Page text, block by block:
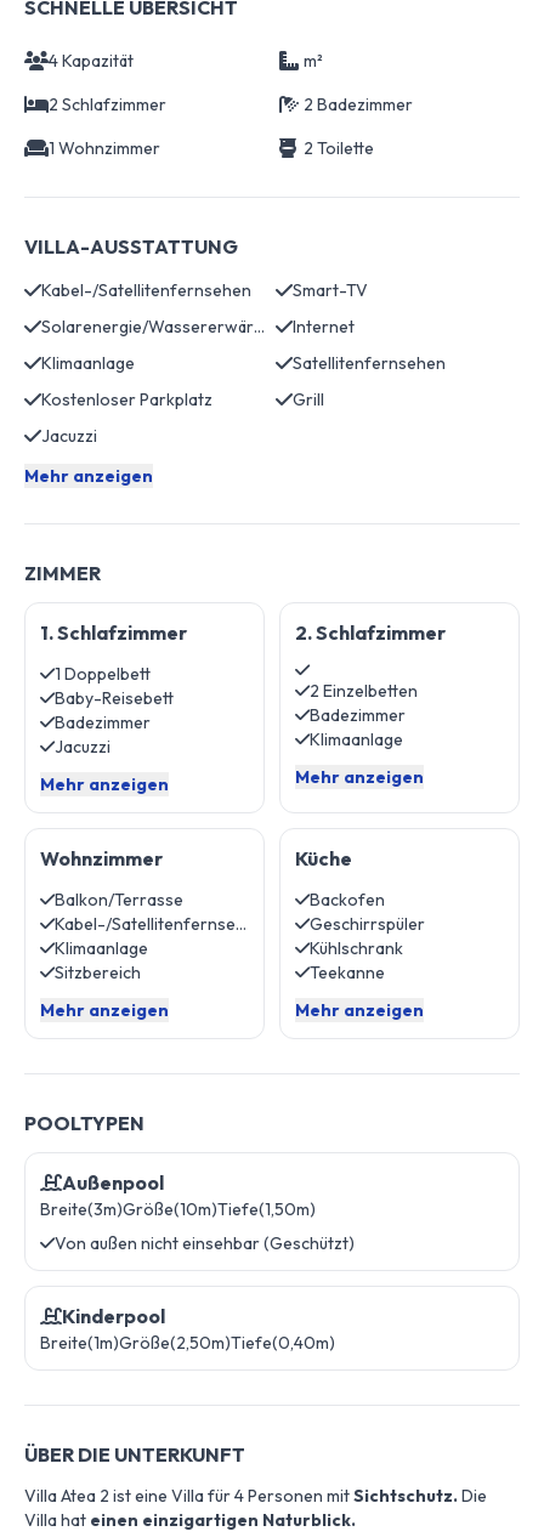
SCHNELLE ÜBERSICHT
4 Kapazität
m²
2 Schlafzimmer
2 Badezimmer
1 Wohnzimmer
2 Toilette
VILLA-AUSSTATTUNG
Kabel-/Satellitenfernsehen
Smart-TV
Solarenergie/Wassererwärmung
Internet
Klimaanlage
Satellitenfernsehen
Kostenloser Parkplatz
Grill
Jacuzzi
Mehr anzeigen
ZIMMER
1. Schlafzimmer
1 Doppelbett
Baby-Reisebett
Badezimmer
Jacuzzi
Mehr anzeigen
2. Schlafzimmer
2 Einzelbetten
Badezimmer
Klimaanlage
Mehr anzeigen
Wohnzimmer
Balkon/Terrasse
Kabel-/Satellitenfernsehen
Klimaanlage
Sitzbereich
Mehr anzeigen
Küche
Backofen
Geschirrspüler
Kühlschrank
Teekanne
Mehr anzeigen
POOLTYPEN
Außenpool
Breite(3m)Größe(10m)Tiefe(1,50m)
Von außen nicht einsehbar (Geschützt)
Kinderpool
Breite(1m)Größe(2,50m)Tiefe(0,40m)
ÜBER DIE UNTERKUNFT
Villa Atea 2 ist eine Villa für 4 Personen mitSichtschutz.Die
Villa hat einen einzigartigen Naturblick.